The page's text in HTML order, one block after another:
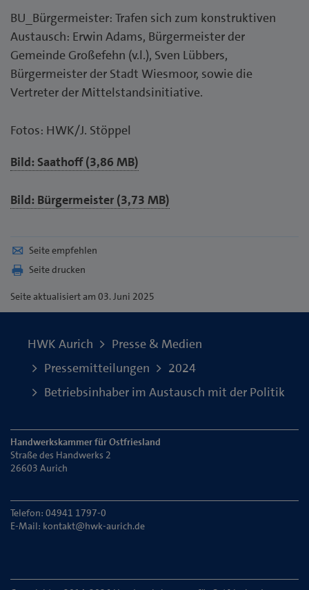
BU_Bürgermeister: Trafen sich zum konstruktiven
Austausch: Erwin Adams, Bürgermeister der
Gemeinde Großefehn (v.l.), Sven Lübbers,
Bürgermeister der Stadt Wiesmoor, sowie die
Vertreter der Mittelstandsinitiative.
Fotos: HWK/J. Stöppel
Bild: Saathoff (3,86 MB)
Bild: Bürgermeister (3,73 MB)
Seite empfehlen
Seite drucken
Seiteaktualisiert am 03. Juni 2025
HWK Aurich
Presse & Medien
Pressemitteilungen
2024
Betriebsinhaber im Austausch mit der Politik
Handwerkskammer für Ostfriesland
Straße des Handwerks 2
26603 Aurich
Telefon: 04941 1797-0
E-Mail: kontakt@hwk-aurich.de